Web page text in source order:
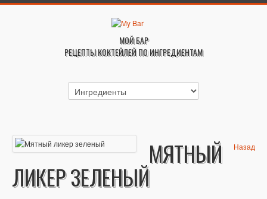
МОЙ БАР
РЕЦЕПТЫ КОКТЕЙЛЕЙ ПО ИНГРЕДИЕНТАМ
Назад
МЯТНЫЙ
ЛИКЕР ЗЕЛЕНЫЙ